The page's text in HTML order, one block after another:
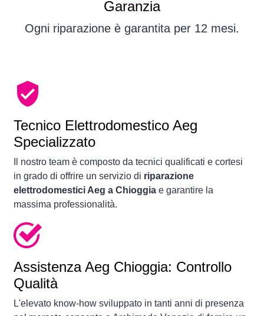
Garanzia
Ogni riparazione è garantita per 12 mesi.
Tecnico Elettrodomestico Aeg
Specializzato
Il nostro team è composto da tecnici qualificati e cortesi
in grado di offrire un servizio di riparazione
elettrodomestici Aeg a Chioggia e garantire la
massima professionalità.
Assistenza Aeg Chioggia: Controllo
Qualità
L'elevato know-how sviluppato in tanti anni di presenza